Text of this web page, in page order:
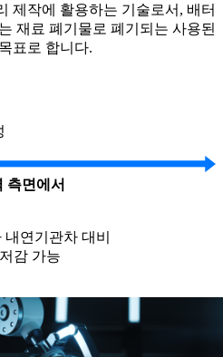
제작에 활용하는 기술로서, 배터
재료 폐기물로 폐기되는 사용된
표로 합니다.
측면에서
연기관차 대비
감 가능